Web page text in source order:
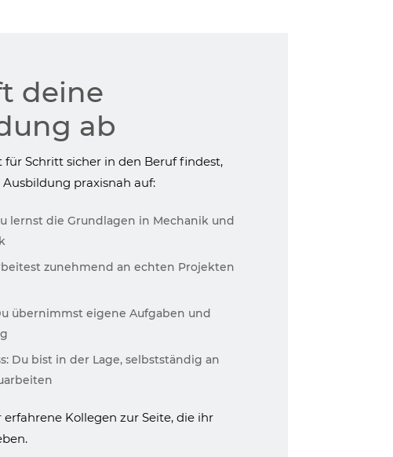
deine
ab
Schritt sicher in den Beruf findest,
praxisnah auf:
lernst die Grundlagen in Mechanik und
zunehmend an echten Projekten
übernimmst eigene Aufgaben und
Du bist in der Lage, selbstständig an
erfahrene Kollegen zur Seite, die ihr